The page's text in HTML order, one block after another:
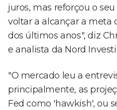
juros, mas reforçou o
voltar a alcançar a meta
dos últimos anos", diz
e analista da Nord
"O mercado leu a
principalmente, as
Fed como 'hawkish', ou